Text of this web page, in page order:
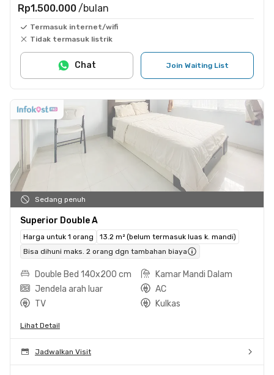
Rp1.500.000 /bulan
Termasuk internet/wifi
Tidak termasuk listrik
Join Waiting List
Chat
Sedang penuh
Superior Double A
Harga untuk 1 orang
13.2 m² (belum termasuk luas k. mandi)
Bisa dihuni maks. 2 orang dgn tambahan biaya
Double Bed 140x200 cm
Kamar Mandi Dalam
Jendela arah luar
AC
TV
Kulkas
Lihat Detail
Jadwalkan Visit